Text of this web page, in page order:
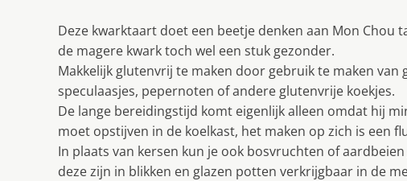
Deze kwarktaart doet een beetje denken aan Mon Chou
de magere kwark toch wel een stuk gezonder.
Makkelijk glutenvrij te maken door gebruik te maken van
speculaasjes, pepernoten of andere glutenvrije koekjes.
De lange bereidingstijd komt eigenlijk alleen omdat hij
moet opstijven in de koelkast, het maken op zich is een
In plaats van kersen kun je ook bosvruchten of
deze zijn in blikken en glazen potten verkrijgbaar in de